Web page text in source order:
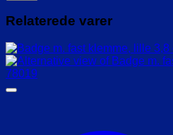
Relaterede varer